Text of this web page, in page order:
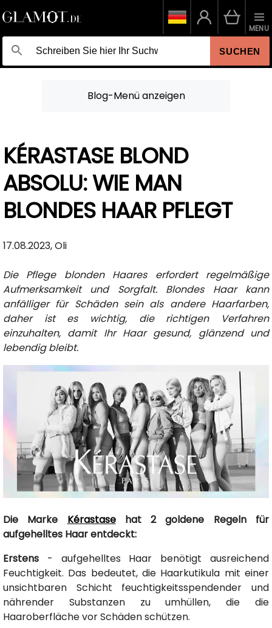
SUCHEN
MENU
Blog-Menü anzeigen
KÉRASTASE BLOND
ABSOLU: WIE MAN
BLONDES HAAR PFLEGT
17.08.2023, Oli
Die Pflege blonden Haares erfordert regelmäßige
Aufmerksamkeit und Sorgfalt. Blondes Haar kann
anfälliger für Schäden sein als andere Haarfarben,
daher ist es wichtig, die richtigen Verfahren
einzuhalten, damit Ihr Haar gesund, glänzend und
lebendig bleibt.
Die Marke Kérastasehat 2 goldene Regeln für
aufgehelltes Haar entdeckt:
Erstens - aufgehelltes Haar benötigt ausreichend
Feuchtigkeit. Das bedeutet, die Haarkutikula mit einer
unsichtbaren Schicht feuchtigkeitsspendender und
nährender Substanzen zu umhüllen, die die
Haaroberfläche vor Schäden schützen.